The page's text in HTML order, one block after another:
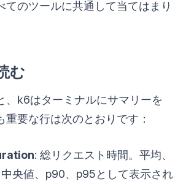
てのツールに共通して当てはまり
む
、k6はターミナルにサマリーを
重要な行は次のとおりです：
: 総リクエスト時間。平均、
央値、p90、p95として表示され